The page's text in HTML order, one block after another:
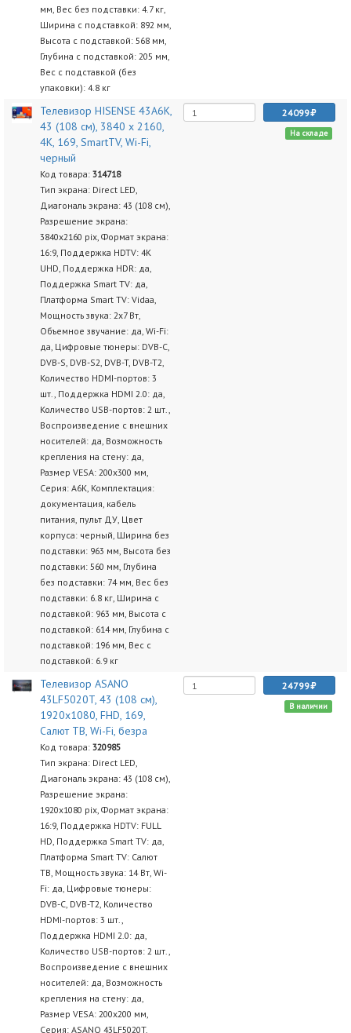
мм, Вес без подставки: 4.7 кг,
Ширина с подставкой: 892 мм,
Высота с подставкой: 568 мм,
Глубина с подставкой: 205 мм,
Вес с подставкой (без
упаковки): 4.8 кг
Телевизор HISENSE 43A6K,
43 (108 см), 3840 x 2160,
4K, 169, SmartTV, Wi-Fi,
черный
Код товара: 314718
Тип экрана: Direct LED,
Диагональ экрана: 43 (108 см),
Разрешение экрана:
3840х2160 pix, Формат экрана:
16:9, Поддержка HDTV: 4K
UHD, Поддержка HDR: да,
Поддержка Smart TV: да,
Платформа Smart TV: Vidaa,
Мощность звука: 2х7 Вт,
Объемное звучание: да, Wi-Fi:
да, Цифровые тюнеры: DVB-C,
DVB-S, DVB-S2, DVB-T, DVB-T2,
Количество HDMI-портов: 3
шт., Поддержка HDMI 2.0: да,
Количество USB-портов: 2 шт.,
Воспроизведение с внешних
носителей: да, Возможность
крепления на стену: да,
Размер VESA: 200х300 мм,
Серия: A6K, Комплектация:
документация, кабель
питания, пульт ДУ, Цвет
корпуса: черный, Ширина без
подставки: 963 мм, Высота без
подставки: 560 мм, Глубина
без подставки: 74 мм, Вес без
подставки: 6.8 кг, Ширина с
подставкой: 963 мм, Высота с
подставкой: 614 мм, Глубина с
подставкой: 196 мм, Вес с
подставкой: 6.9 кг
24099
На складе
Телевизор ASANO
43LF5020T, 43 (108 см),
1920x1080, FHD, 169,
Салют ТВ, Wi-Fi, безра
Код товара: 320985
Тип экрана: Direct LED,
Диагональ экрана: 43 (108 см),
Разрешение экрана:
1920х1080 pix, Формат экрана:
16:9, Поддержка HDTV: FULL
HD, Поддержка Smart TV: да,
Платформа Smart TV: Салют
ТВ, Мощность звука: 14 Вт, Wi-
Fi: да, Цифровые тюнеры:
DVB-C, DVB-T2, Количество
HDMI-портов: 3 шт.,
Поддержка HDMI 2.0: да,
Количество USB-портов: 2 шт.,
Воспроизведение с внешних
носителей: да, Возможность
крепления на стену: да,
Размер VESA: 200x200 мм,
Серия: ASANO 43LF5020T,
24799
В наличии